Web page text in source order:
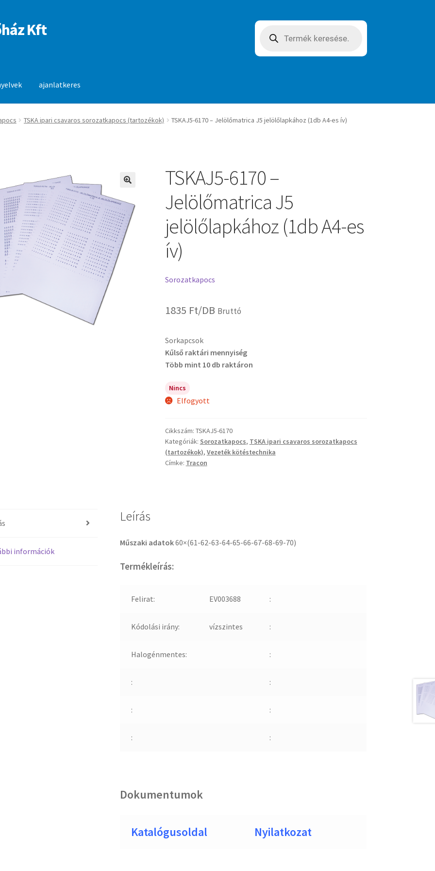
Kft search
ajanlatkeres
TSKA ipari csavaros sorozatkapocs (tartozékok) TSKAJ5-6170 – Jelölőmatrica J5 jelölőlapkához (1db A4-es ív)
TSKAJ5-6170 –
Jelölőmatrica J5
jelölőlapkához (1db A4-es
ív)
Sorozatkapocs
1835 Ft/DB Bruttó
Sorkapcsok
Kűlső raktári mennyiség
Több mint 10 db raktáron
Nincs
Elfogyott
Cikkszám: TSKAJ5-6170
Kategóriák: Sorozatkapocs, TSKA ipari csavaros sorozatkapocs
(tartozékok), Vezeték kötéstechnika
Címke: Tracon
információk
Leírás
Műszaki adatok60×(61-62-63-64-65-66-67-68-69-70)
Termékleírás:
Felirat: EV003688 :
Kódolási irány: vízszintes :
Halogénmentes: :
: :
: :
: :
Dokumentumok
Katalógusoldal Nyilatkozat